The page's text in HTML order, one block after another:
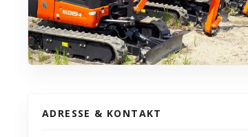
ADRESSE & KONTAKT